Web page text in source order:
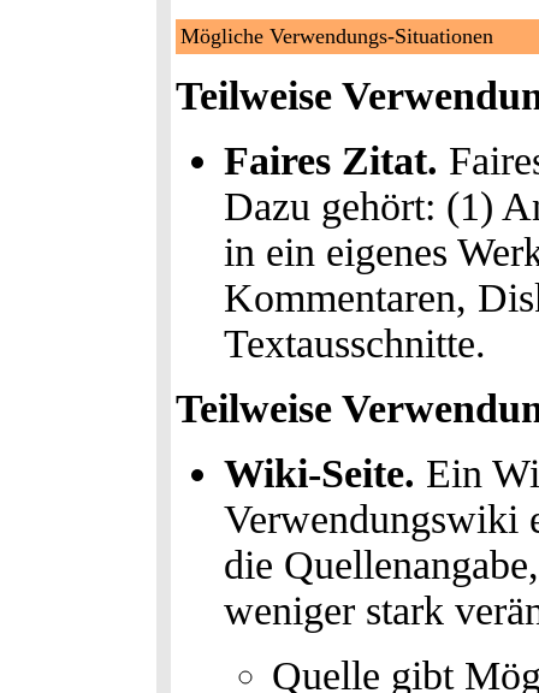
Mögliche Verwendungs-Situationen
Teilweise
Faires Zitat.
Dazu gehört: (1)
in ein eigenes
Kommentaren,
Textausschnitte.
Teilweise
Wiki-Seite. Ein
Verwendungswiki
die
weniger stark
Quelle gibt